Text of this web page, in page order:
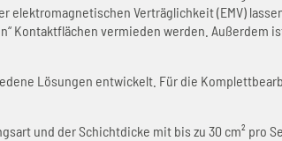
Verträglichkeit (EMV)
Kontaktflächen vermieden werden.
Lösungen entwickelt. Für die
und der Schichtdicke mit bis zu 30 cm² pro